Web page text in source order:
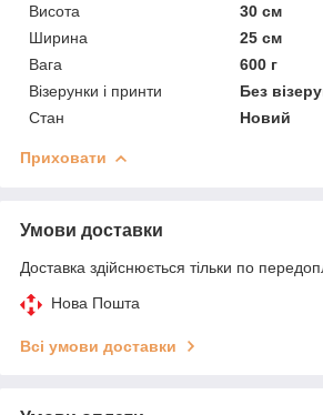
Висота
30 см
Ширина
25 см
Вага
600 г
Візерунки і принти
Без
Стан
Новий
Приховати
Умови доставки
Доставка здійснюється тільки по
Нова Пошта
Всі умови доставки